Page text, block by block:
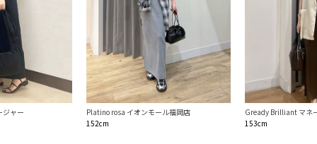
ャー
Platino rosa イオンモール福岡店
152cm
Gready Brilliant マネ
153cm